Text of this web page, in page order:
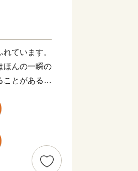
ています。
ほんの一瞬の
ことがあるの
兵の入植か
に育まれた
つかしく